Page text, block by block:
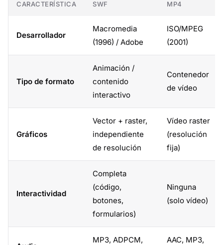
CARACTERÍSTICA SWF MP4
Desarrollador
Macromedia
(1996) / Adobe
ISO/MPEG
(2001)
Tipo de formato
Animación /
contenido
interactivo
Contenedor
de vídeo
Gráficos
Vector + raster,
independiente
de resolución
Vídeo raster
(resolución
fija)
Interactividad
Completa
(código,
botones,
formularios)
Ninguna
(solo vídeo)
MP3, ADPCM,
AAC, MP3,